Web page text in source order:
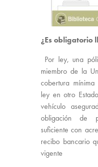
¿Es obligatorio
Por ley, una
miembro de la
cobertura
ley en otro
vehículo
obligación de
suficiente con
recibo bancario
vigente